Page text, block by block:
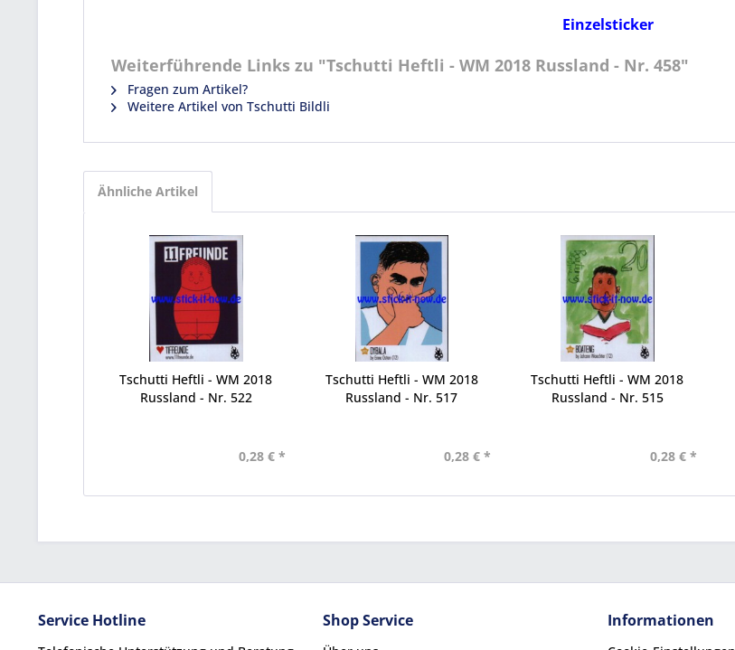
Einzelsticker
Weiterführende Links zu "Tschutti Heftli - WM 2018 Russland - Nr. 458"
Fragen zum Artikel?
Weitere Artikel von Tschutti Bildli
Ähnliche Artikel
Tschutti Heftli - WM 2018
Russland - Nr. 522
0,28 € *
Tschutti Heftli - WM 2018
Russland - Nr. 517
0,28 € *
Tschutti Heftli - WM 2018
Russland - Nr. 515
0,28 € *
Service Hotline Shop Service Informationen